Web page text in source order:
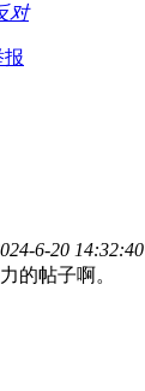
对
报
6-20 14:32:40
的帖子啊。